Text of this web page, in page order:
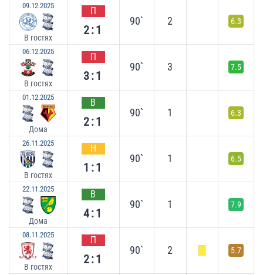
09.12.2025
В гостях
П
2:1
90` 2 6.3
06.12.2025
В гостях
П
3:1
90` 3 7.5
01.12.2025
Дома
В
2:1
90` 1 6.3
26.11.2025
В гостях
Н
1:1
90` 1 6.5
22.11.2025
Дома
В
4:1
90` 1 7.9
08.11.2025
В гостях
П
2:1
90` 2 5.7